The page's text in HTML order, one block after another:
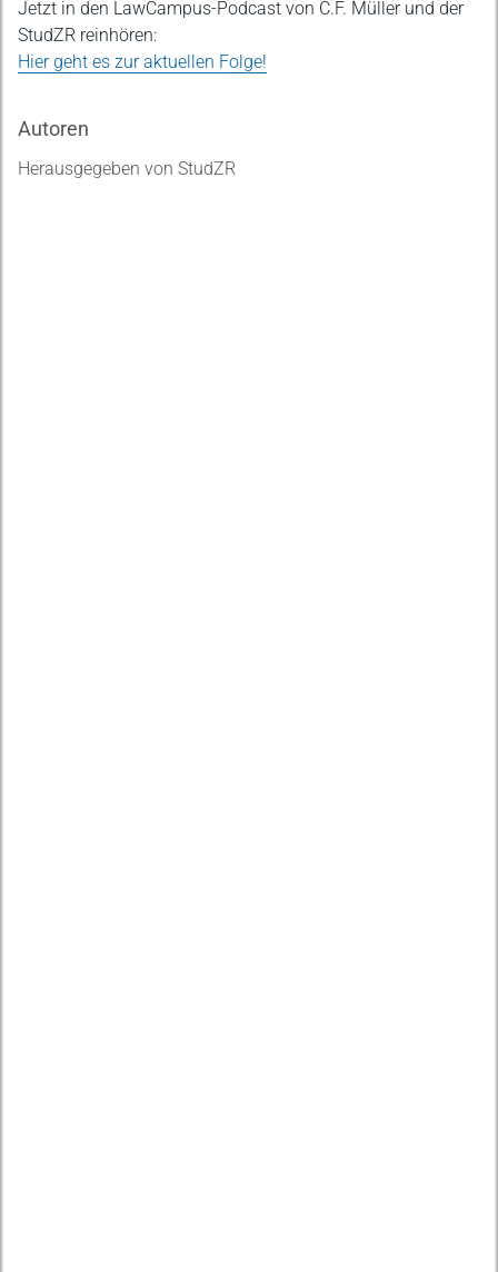
Jetzt in den LawCampus-Podcast von C.F. Müller und der
StudZR reinhören:
Hier geht es zur aktuellen Folge!
Autoren
Herausgegeben von StudZR